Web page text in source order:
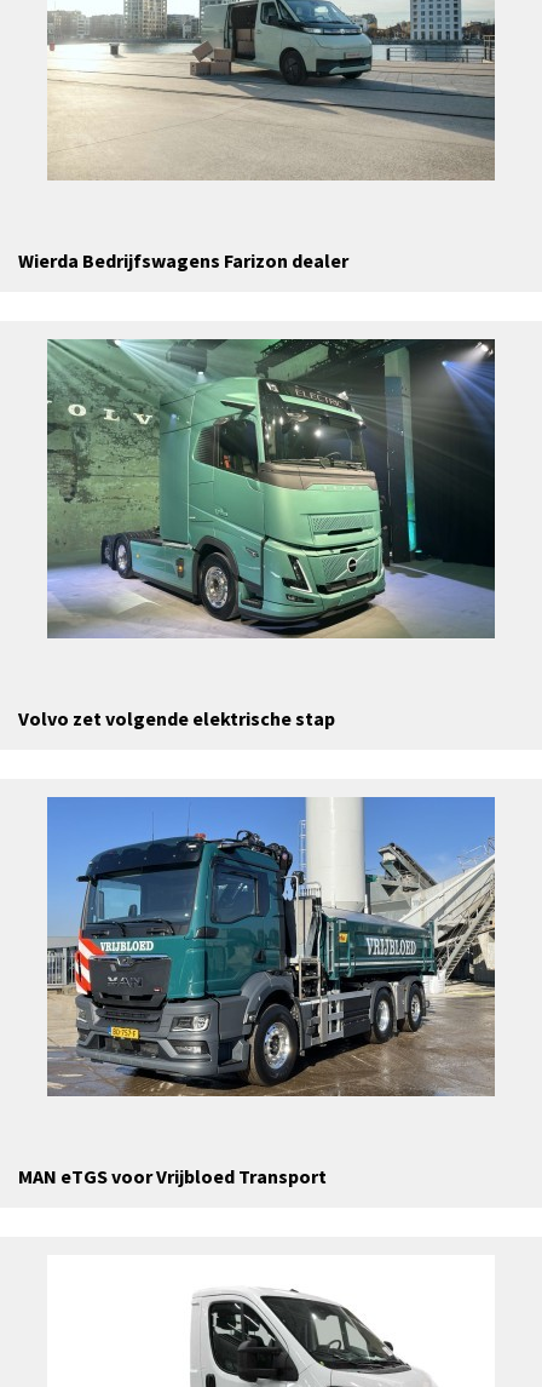
Wierda Bedrijfswagens Farizon dealer
Volvo zet volgende elektrische stap
MAN eTGS voor Vrijbloed Transport